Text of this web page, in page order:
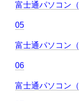
富士通パソコン
05
富士通パソコン
06
富士通パソコン